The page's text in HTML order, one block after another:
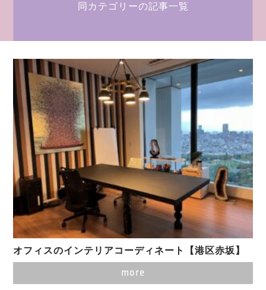
同カテゴリーの記事一覧
オフィスのインテリアコーディネート【港区赤坂】
more